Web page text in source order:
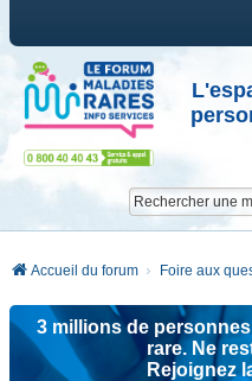
Accueil du forum Foire aux
3 millions de
rare. Ne
Rejoignez